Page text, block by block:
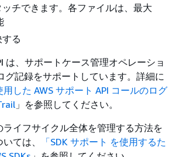
ッチできます。各ファイルは、最大
る
は、サポートケース管理オペレーショ
グ記録をサポートしています。詳細に
用した AWS サポート API コールのログ
」を参照してください。
イフサイクル全体を管理する方法を
ては、
「SDK サポート を使用するた